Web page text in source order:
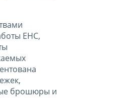
ЕНС,
брошюры и